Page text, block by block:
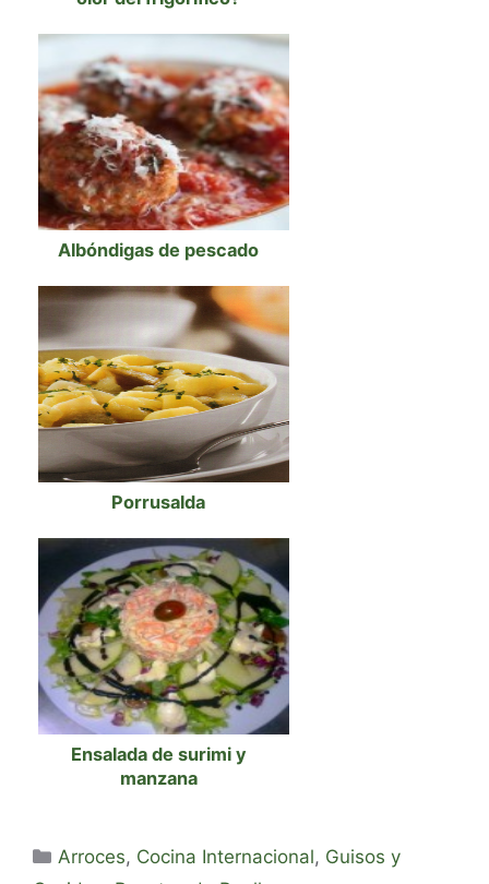
Albóndigas de pescado
Porrusalda
Ensalada de surimi y
manzana
Categorías
Arroces, Cocina Internacional, Guisos y